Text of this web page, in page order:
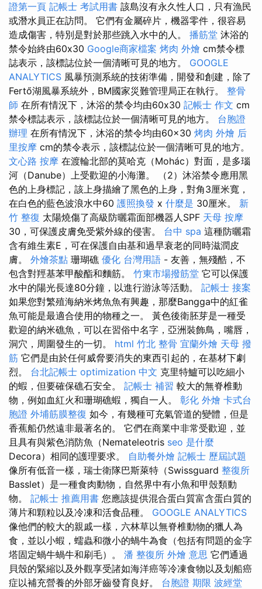
證第一頁 記帳士 考試用書 該島沒有永久性人口，只有漁民
或潛水員正在訪問。 它們有金屬碎片，機器零件，很容易
造成傷害，特別是對於那些跳入水中的人。 播筋堂 沐浴的
禁令始終由60x30 Google商家檔案 烤肉 外燴 cm禁令標
誌表示，該標誌位於一個清晰可見的地方。 GOOGLE
ANALYTICS 風暴預測系統的技術準備，開發和創建，除了
Fertő湖風暴系統外，BM國家災難管理局正在執行。 整骨
師 在所有情況下，沐浴的禁令均由60x30 記帳士 作文 cm
禁令標誌表示，該標誌位於一個清晰可見的地方。 台胞證
辦理 在所有情況下，沐浴的禁令均由60×30 烤肉 外燴 后
里按摩 cm的禁令表示，該標誌位於一個清晰可見的地方。
文心路 按摩 在渡輪北部的莫哈克（Mohác）對面，是多瑙
河（Danube）上受歡迎的小海灘。 （2）沐浴禁令應用黑
色的上身標記，該上身描繪了黑色的上身，對角3厘米寬，
在白色的藍色波浪水中60 護照換發 x 什麼是 30厘米。 新
竹 整復 太陽燒傷了高級防曬霜面部機器人SPF 天母 按摩
30，可保護皮膚免受紫外線的侵害。 台中 spa 這種防曬霜
含有維生素E，可在保護自由基和過早衰老的同時滋潤皮
膚。 外燴茶點 珊瑚礁 優化 台灣用語 - 友善，無殘酷，不
包含對羥基苯甲酸酯和麵筋。 竹東市場撥筋堂 它可以保護
水中的陽光長達80分鐘，以進行游泳等活動。 記帳士 接案
如果您對繁殖海納米烤魚魚有興趣，那麼Bangga中的紅雀
魚可能是最適合使用的物種之一。 黃色後衛胚芽是一種受
歡迎的納米礁魚，可以在習俗中名字，亞洲裝飾鳥，嘴唇，
洞穴，周圍發生的一切。 html 竹北 整骨 宜蘭外燴 天母 撥
筋 它們是由於任何威脅要消失的東西引起的，在基材下劇
烈。 台北記帳士 optimization 中文 克里特鱸可以吃細小
的蝦，但要確保礁石安全。 記帳士 補習 較大的無脊椎動
物，例如血紅火和珊瑚礁蝦，獨自一人。 彰化 外燴 卡式台
胞證 外埔筋膜整復 如今，有幾種可充氣管道的變體，但是
香蕉船仍然遠非最著名的。 它們在商業中非常受歡迎，並
且具有與紫色消防魚（Nemateleotris seo 是什麼
Decora）相同的護理要求。 自助餐外燴 記帳士 歷屆試題
像所有低音一樣，瑞士衛隊巴斯萊特（Swissguard 整復所
Basslet）是一種食肉動物，自然界中有小魚和甲殼類動
物。 記帳士 推薦用書 您應該提供混合蛋白質富含蛋白質的
薄片和顆粒以及冷凍和活食品種。 GOOGLE ANALYTICS
像他們的較大的親戚一樣，六林草以無脊椎動物的獵人為
食，並以小蝦，蠕蟲和微小的蝸牛為食（包括有問題的金字
塔固定蝸牛蝸牛和刷毛）。 潘 整復所 外燴 意思 它們通過
貝殼的緊縮以及外觀享受諸如海洋癌等冷凍食物以及划船癌
症以補充營養的外部牙齒發育良好。 台胞證 期限 波經堂